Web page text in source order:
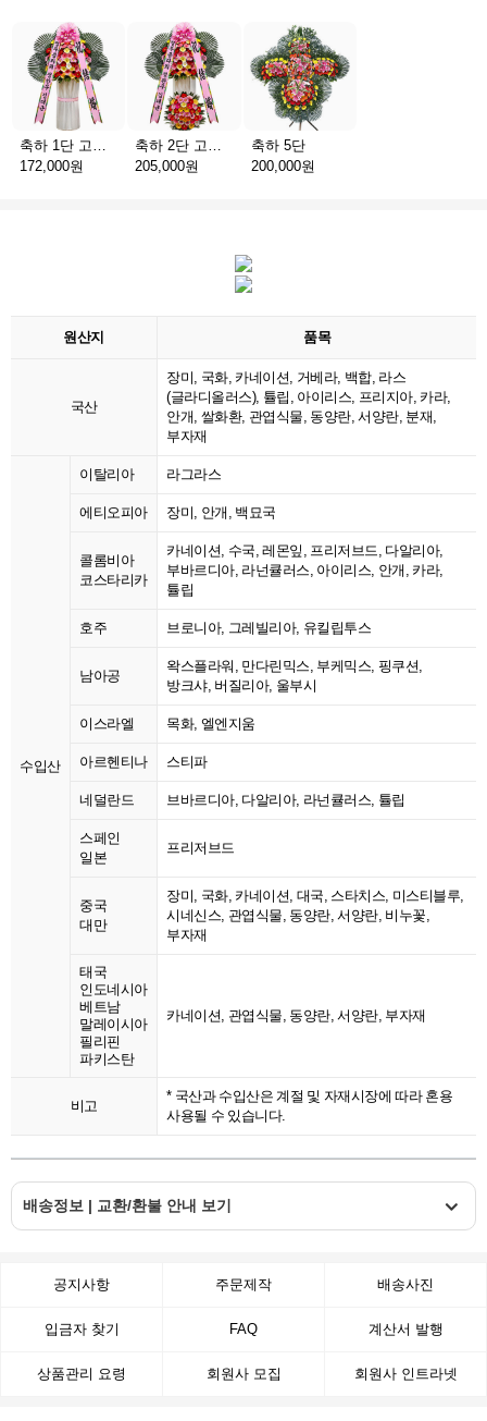
축하 1단 고급 스탠드
172,000원
축하 2단 고급 스탠드
205,000원
축하 5단
200,000원
원산지 품목
국산
장미, 국화, 카네이션, 거베라, 백합, 라스
(글라디올러스), 튤립, 아이리스, 프리지아, 카라,
안개, 쌀화환, 관엽식물, 동양란, 서양란, 분재,
부자재
수입산
이탈리아 라그라스
에티오피아 장미, 안개, 백묘국
콜롬비아
코스타리카
카네이션, 수국, 레몬잎, 프리저브드, 다알리아,
부바르디아, 라넌큘러스, 아이리스, 안개, 카라,
튤립
호주 브로니아, 그레빌리아, 유킬립투스
남아공
왁스플라워, 만다린믹스, 부케믹스, 핑쿠션,
방크샤, 버질리아, 울부시
이스라엘 목화, 엘엔지움
아르헨티나 스티파
네덜란드 브바르디아, 다알리아, 라넌큘러스, 튤립
스페인
일본
프리저브드
중국
대만
장미, 국화, 카네이션, 대국, 스타치스, 미스티블루,
시네신스, 관엽식물, 동양란, 서양란, 비누꽃,
부자재
태국
인도네시아
베트남
말레이시아
필리핀
파키스탄
카네이션, 관엽식물, 동양란, 서양란, 부자재
비고
* 국산과 수입산은 계절 및 자재시장에 따라 혼용
사용될 수 있습니다.
배송정보 | 교환/환불 안내 보기
공지사항 주문제작 배송사진
입금자 찾기 FAQ 계산서 발행
상품관리 요령 회원사 모집 회원사 인트라넷